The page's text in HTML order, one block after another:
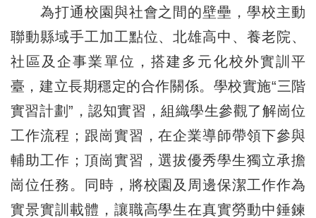
為打通校園與社會之間的壁壘，學校主動
聯動縣域手工加工點位、北雄高中、養老院、
社區及企事業單位，搭建多元化校外實訓平
臺，建立長期穩定的合作關係。學校實施“三階
實習計劃”，認知實習，組織學生參觀了解崗位
工作流程；跟崗實習，在企業導師帶領下參與
輔助工作；頂崗實習，選拔優秀學生獨立承擔
崗位任務。同時，將校園及周邊保潔工作作為
實景實訓載體，讓職高學生在真實勞動中錘鍊